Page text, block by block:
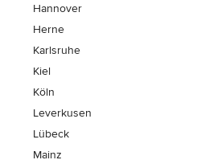
Hannover
Herne
Karlsruhe
Kiel
Köln
Leverkusen
Lübeck
Mainz